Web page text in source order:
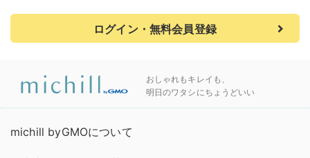
ログイン・無料会員登録
おしゃれもキレイも、
明日のワタシにちょうどいい
michill byGMOについて